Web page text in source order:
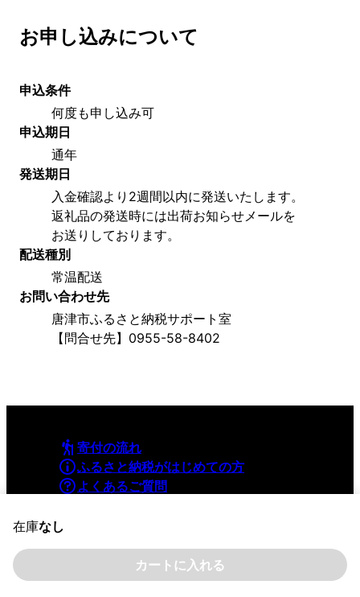
在庫なし
カートに入れる
お申し込みについて
申込条件
何度も申し込み可
申込期日
通年
発送期日
入金確認より2週間以内に発送いたします。
返礼品の発送時には出荷お知らせメールを
お送りしております。
配送種別
常温配送
お問い合わせ先
唐津市ふるさと納税サポート室
【問合せ先】0955-58-8402
寄付の流れ
ふるさと納税がはじめての方
よくあるご質問
©YAMAPInc. ALL RIGHTS RESERVED.